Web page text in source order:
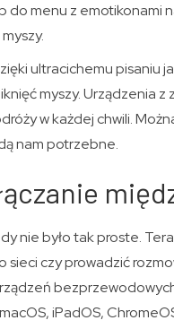
menu z emotikonami
ultracichemu pisaniu
myszy. Urządzenia
w każdej chwili.
nam potrzebne.
nie było tak proste.
czy prowadzić
iPadOS,